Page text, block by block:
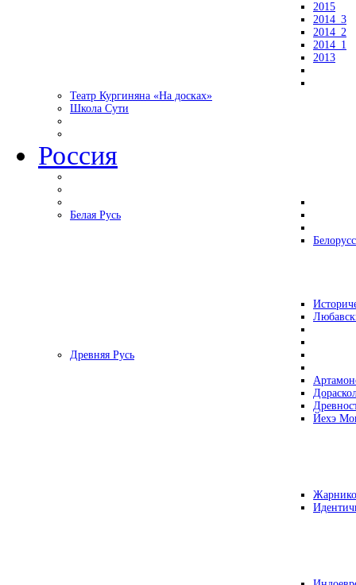
2015
2014_3
2014_2
2014_1
2013
Театр Кургиняна «На досках»
Школа Сути
Россия
Белая Русь
Древняя Русь
Йехэ